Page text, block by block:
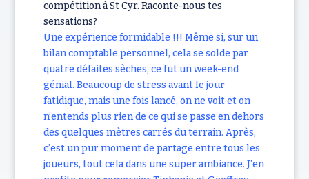
compétition à St Cyr. Raconte-nous tes
sensations?
Une expérience formidable !!! Même si, sur un
bilan comptable personnel, cela se solde par
quatre défaites sèches, ce fut un week-end
génial. Beaucoup de stress avant le jour
fatidique, mais une fois lancé, on ne voit et on
n’entends plus rien de ce qui se passe en dehors
des quelques mètres carrés du terrain. Après,
c’est un pur moment de partage entre tous les
joueurs, tout cela dans une super ambiance. J’en